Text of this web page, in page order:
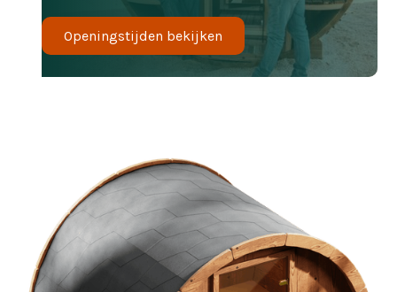
Openingstijden bekijken